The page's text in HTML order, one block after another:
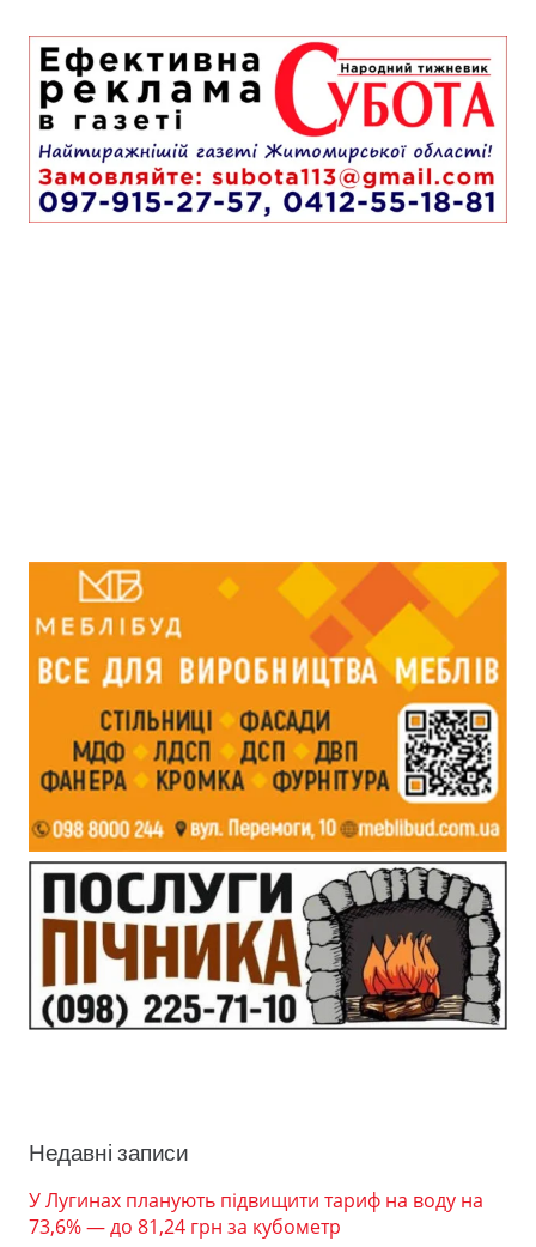
Недавні записи
У Лугинах планують підвищити тариф на воду на
73,6% — до 81,24 грн за кубометр